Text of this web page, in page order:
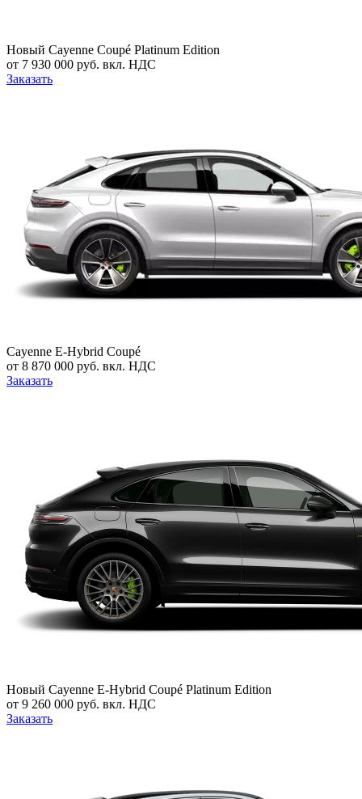
Новый Cayenne Coupé Platinum Edition
от 7 930 000 руб. вкл. НДС
Заказать
Cayenne E-Hybrid Coupé
от 8 870 000 руб. вкл. НДС
Заказать
Новый Cayenne E-Hybrid Coupé Platinum Edition
от 9 260 000 руб. вкл. НДС
Заказать